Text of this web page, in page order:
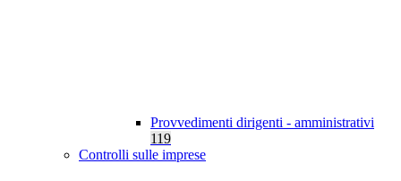
Provvedimenti dirigenti - amministrativi
119
Controlli sulle imprese